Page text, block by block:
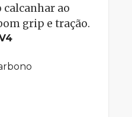
calcanhar ao
grip e tração.